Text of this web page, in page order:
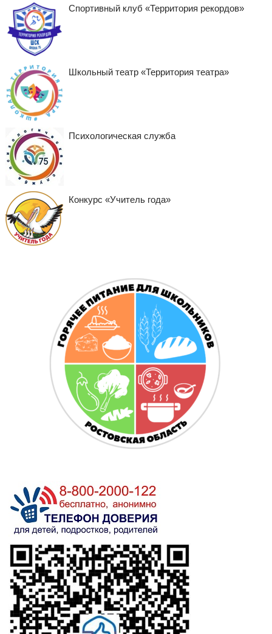
Спортивный клуб «Территория рекордов»
Школьный театр «Территория театра»
Психологическая служба
Конкурс «Учитель года»